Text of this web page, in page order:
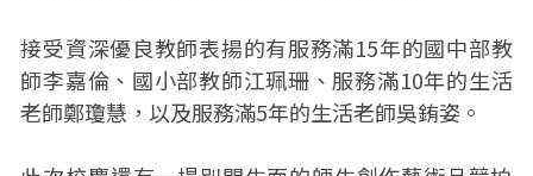
接受資深優良教師表揚的有服務滿15年的國中部教
師李嘉倫、國小部教師江珮珊、服務滿10年的生活
老師鄭瓊慧，以及服務滿5年的生活老師吳銪姿。